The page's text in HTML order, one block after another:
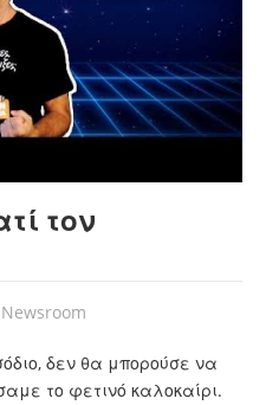
τον
Newsroom
δεν θα μπορούσε να
το φετινό καλοκαίρι.